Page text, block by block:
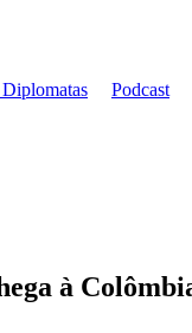
Podcast
à